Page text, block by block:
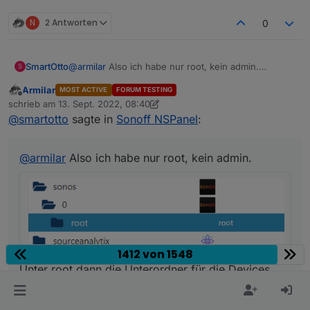
N 2 Antworten 0
S SmartOtto@armilar Also ich habe nur root, kein admin.
Uner Mmembers und membersChannels jeweis nur
Offline
Armilar MOST ACTIVE FORUM TESTING
schrieb am 13. Sept. 2022, 08:40
zuletzt editiert von Armilar
@smartotto sagte in Sonoff NSPanel:
@armilar Also ich habe nur root, kein admin.
Unter root dann die Unterordner für die Devices.
Uner Mmembers und membersChannels jeweis nur
1412 von 1548